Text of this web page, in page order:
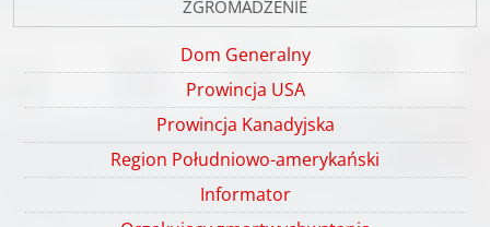
ZGROMADZENIE
Dom Generalny
Prowincja USA
Prowincja Kanadyjska
Region Południowo-amerykański
Informator